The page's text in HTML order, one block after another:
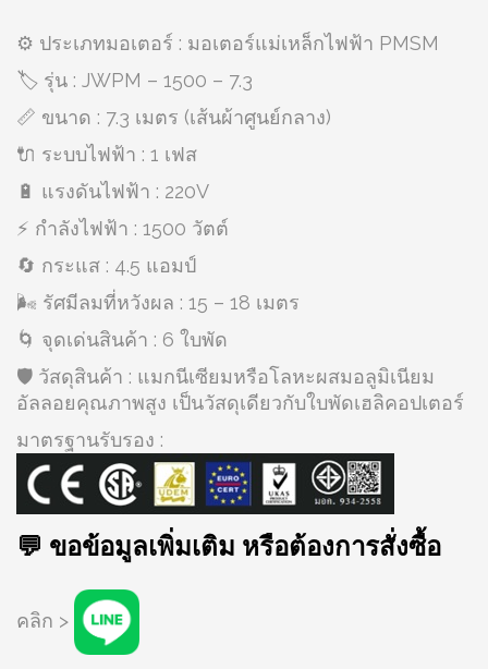
⚙️ ประเภทมอเตอร์ : มอเตอร์แม่เหล็กไฟฟ้า PMSM
🏷️ รุ่น : JWPM – 1500 – 7.3
📏 ขนาด : 7.3 เมตร (เส้นผ้าศูนย์กลาง)
🔌 ระบบไฟฟ้า : 1 เฟส
🔋 แรงดันไฟฟ้า : 220V
⚡ กำลังไฟฟ้า : 1500 วัตต์
🔄 กระแส : 4.5 แอมป์
🌬️ รัศมีลมที่หวังผล : 15 – 18 เมตร
🌀 จุดเด่นสินค้า : 6 ใบพัด
🛡️ วัสดุสินค้า : แมกนีเซียมหรือโลหะผสมอลูมิเนียม
อัลลอยคุณภาพสูง เป็นวัสดุเดียวกับใบพัดเฮลิคอปเตอร์
มาตรฐานรับรอง :
💬 ขอข้อมูลเพิ่มเติม หรือต้องการสั่งซื้อ
คลิก >